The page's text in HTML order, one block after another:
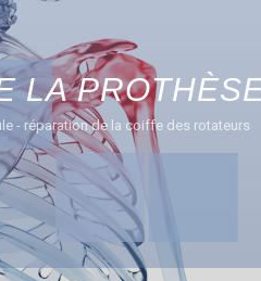
LA
- réparation de la coiffe des rotateurs